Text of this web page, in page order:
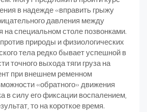
в надежде «вправить грыжу
давления между
специальном столе позвонками.
природы и физиологических
тела редко бывает успешной в
точного выхода тяги груза на
при внешнем ременном
«обратного» движения
в силу его фиксации воспалением,
то на короткое время.